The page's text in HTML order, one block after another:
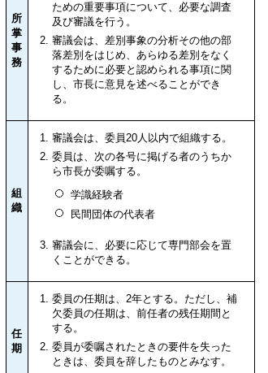
所
掌
事
務
ための重要事項について、必要な調査
及び審議を行う。
審議会は、差別事象の分析その他の部
落差別をはじめ、あらゆる差別をなく
するために必要と認められる事項に関
し、市長に意見を述べることができ
る。
組
織
審議会は、委員20人以内で組織する。
委員は、次の各号に掲げる者のうちか
ら市長が委嘱する。
学識経験者
民間団体の代表者
審議会に、必要に応じて専門部会を置
くことができる。
任
期
委員の任期は、2年とする。ただし、補
欠委員の任期は、前任者の残任期間と
する。
委員が委嘱されたときの要件を失った
ときは、委員を辞したものとみなす。